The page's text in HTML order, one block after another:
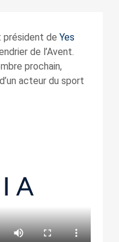
de Yes
de l’Avent.
prochain,
acteur du sport